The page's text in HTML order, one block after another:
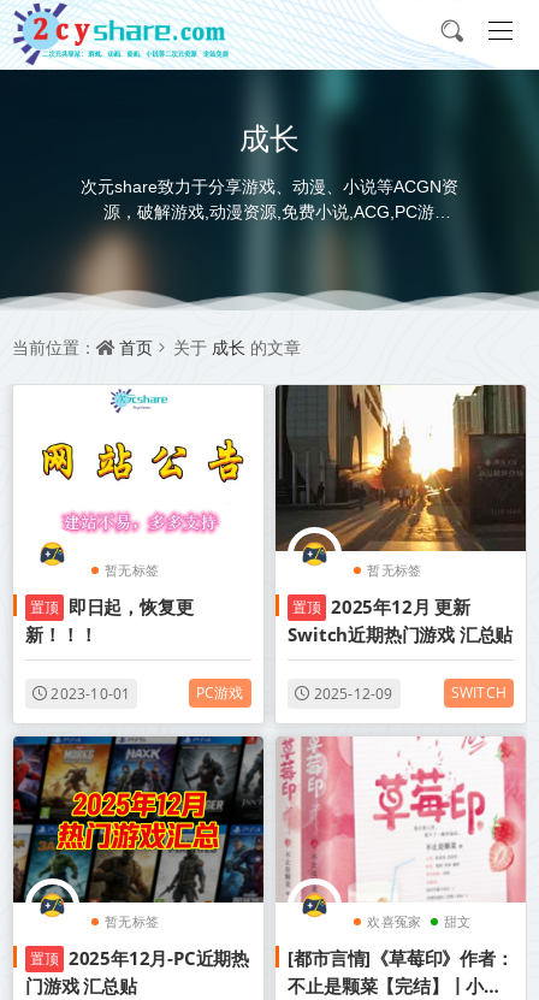
成长
次元share致力于分享游戏、动漫、小说等ACGN资
源，破解游戏,动漫资源,免费小说,ACG,PC游
戏,switch游戏,金手指，动画电影,动画片,全本小说,
并提供网盘下载
当前位置： 首页 关于 成长 的文章
暂无标签
置顶 即日起，恢复更
新！！！
2023-10-01 PC游戏
暂无标签
置顶 2025年12月 更新
Switch近期热门游戏 汇总贴
2025-12-09 SWITCH
暂无标签
置顶 2025年12月-PC近期热
门游戏 汇总贴
欢喜冤家 甜文
成长
[都市言情]《草莓印》作者：
不止是颗菜【完结】丨小说